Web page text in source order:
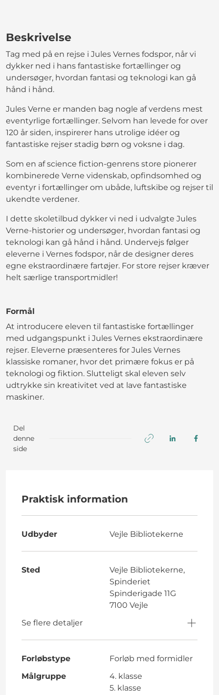
Beskrivelse
Tag med på en rejse i Jules Vernes fodspor, når vi
dykker ned i hans fantastiske fortællinger og
undersøger, hvordan fantasi og teknologi kan gå
hånd i hånd.
Jules Verne er manden bag nogle af verdens mest
eventyrlige fortællinger. Selvom han levede for over
120 år siden, inspirerer hans utrolige idéer og
fantastiske rejser stadig børn og voksne i dag.
Som en af science fiction-genrens store pionerer
kombinerede Verne videnskab, opfindsomhed og
eventyr i fortællinger om ubåde, luftskibe og rejser til
ukendte verdener.
I dette skoletilbud dykker vi ned i udvalgte Jules
Verne-historier og undersøger, hvordan fantasi og
teknologi kan gå hånd i hånd. Undervejs følger
eleverne i Vernes fodspor, når de designer deres
egne ekstraordinære fartøjer. For store rejser kræver
helt særlige transportmidler!
Formål
At introducere eleven til fantastiske fortællinger
med udgangspunkt i Jules Vernes ekstraordinære
rejser. Eleverne præsenteres for Jules Vernes
klassiske romaner, hvor det primære fokus er på
teknologi og fiktion. Slutteligt skal eleven selv
udtrykke sin kreativitet ved at lave fantastiske
maskiner.
Del
denne
side
Praktisk information
Udbyder Vejle Bibliotekerne
Sted
Vejle Bibliotekerne,
Spinderiet
Spinderigade 11G
7100 Vejle
Se flere detaljer
Forløbstype
Forløb med formidler
Målgruppe
4. klasse
5. klasse